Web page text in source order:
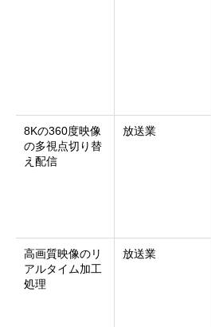
8Kの360度映像
の多視点切り替
え配信
放送業
高画質映像のリ
アルタイム加工
処理
放送業